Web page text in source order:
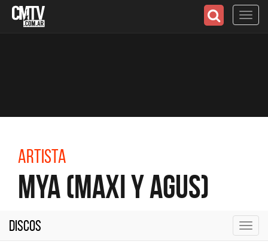
Artista
MyA (Maxi y Agus)
Discos